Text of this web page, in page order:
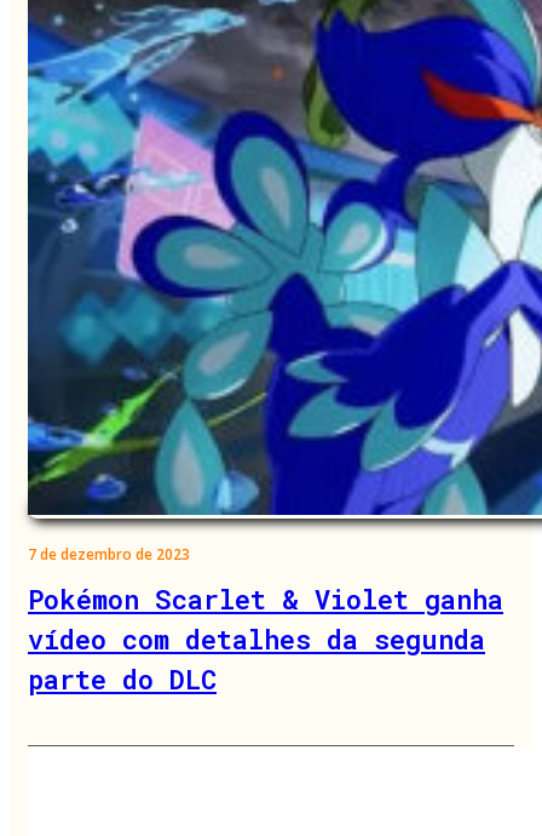
7 de dezembro de 2023
Pokémon Scarlet & Violet ganha
vídeo com detalhes da segunda
parte do DLC